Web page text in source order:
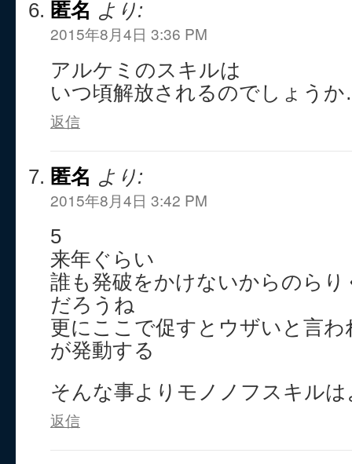
匿名 より:
2015年8月4日 3:36 PM
アルケミのスキルは
いつ頃解放されるのでしょう
返信
匿名 より:
2015年8月4日 3:42 PM
5
来年ぐらい
誰も発破をかけないからのら
だろうね
更にここで促すとウザいと言
が発動する
そんな事よりモノノフスキルは
返信